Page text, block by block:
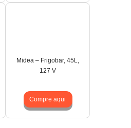
Midea – Frigobar, 45L,
127 V
Compre aqui